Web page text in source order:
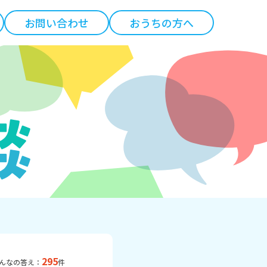
お問い合わせ おうちの方へ
なの答え： 295件